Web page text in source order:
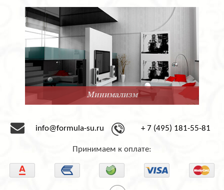
Минимализм
info@formula-su.ru + 7 (495) 181-55-81
Принимаем к оплате: